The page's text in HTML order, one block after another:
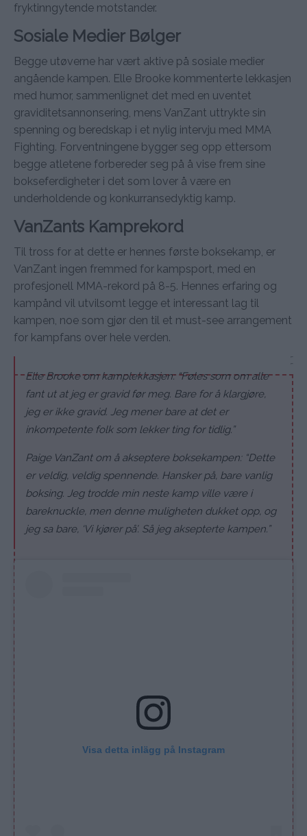
fryktinngytende motstander.
Sosiale Medier Bølger
Begge utøverne har vært aktive på sosiale medier
angående kampen. Elle Brooke kommenterte lekkasjen
med humor, sammenlignet det med en uventet
graviditetsannonsering, mens VanZant uttrykte sin
spenning og beredskap i et nylig intervju med MMA
Fighting. Forventningene bygger seg opp ettersom
begge atletene forbereder seg på å vise frem sine
bokseferdigheter i det som lover å være en
underholdende og konkurransedyktig kamp.
VanZants Kamprekord
Til tross for at dette er hennes første boksekamp, er
VanZant ingen fremmed for kampsport, med en
profesjonell MMA-rekord på 8-5. Hennes erfaring og
kampånd vil utvilsomt legge et interessant lag til
kampen, noe som gjør den til et must-see arrangement
for kampfans over hele verden.
Elle Brooke om kamplekkasjen: “Føles som om alle
fant ut at jeg er gravid før meg. Bare for å klargjøre,
jeg er ikke gravid. Jeg mener bare at det er
inkompetente folk som lekker ting for tidlig.”
Paige VanZant om å akseptere boksekampen: “Dette
er veldig, veldig spennende. Hansker på, bare vanlig
boksing. Jeg trodde min neste kamp ville være i
bareknuckle, men denne muligheten dukket opp, og
jeg sa bare, ‘Vi kjører på’. Så jeg aksepterte kampen.”
Visa detta inlägg på Instagram